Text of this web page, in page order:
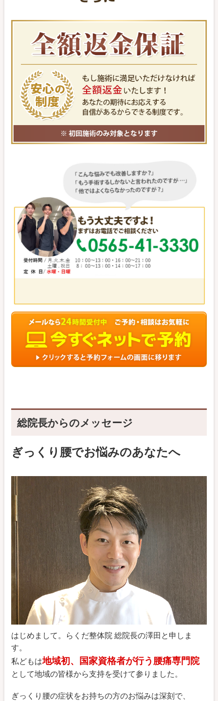
総院長からのメッセージ
ぎっくり腰でお悩みのあなたへ
はじめまして。らくだ整体院 総院長の澤田と申しま
す。
私どもは地域初、国家資格者が行う腰痛専門院
として地域の皆様から支持を受けて参りました。
ぎっくり腰の症状をお持ちの方のお悩みは深刻で、